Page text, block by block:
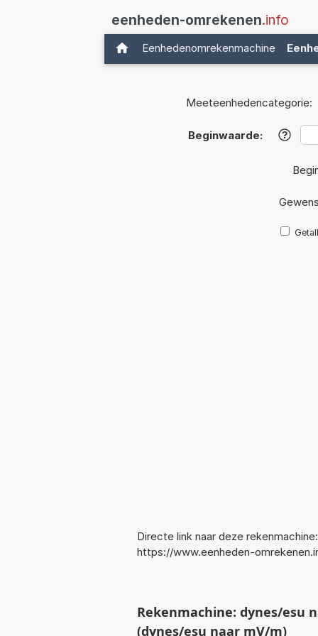
eenheden-omrekenen.info
Eenhedenomrekenmachine
Meeteenhedencategorie:
Beginwaarde: ?
Directe link naar deze rekenmachine:
https://www.eenheden-
Rekenmachine: dynes/esu
(dynes/esu naar mV/m)